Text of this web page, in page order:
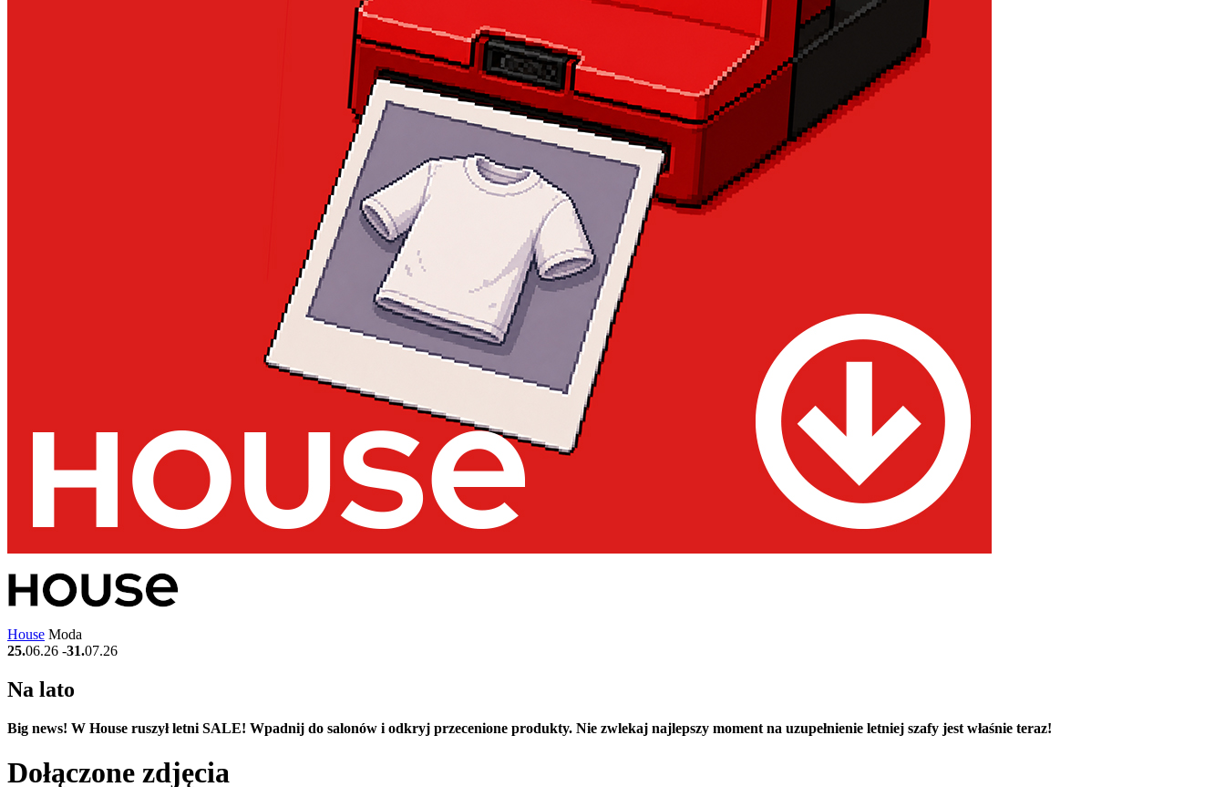
House Moda
25.06.26 -31.07.26
Na lato
Big news! W House ruszył letni SALE! Wpadnij do salonów i odkryj przecenione produkty. Nie zwlekaj najlepszy moment na uzupełnienie letniej szafy jest właśnie teraz!
Dołączone zdjęcia